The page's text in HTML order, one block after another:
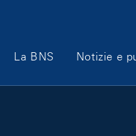
Main Navigation
La BNS Notizie e